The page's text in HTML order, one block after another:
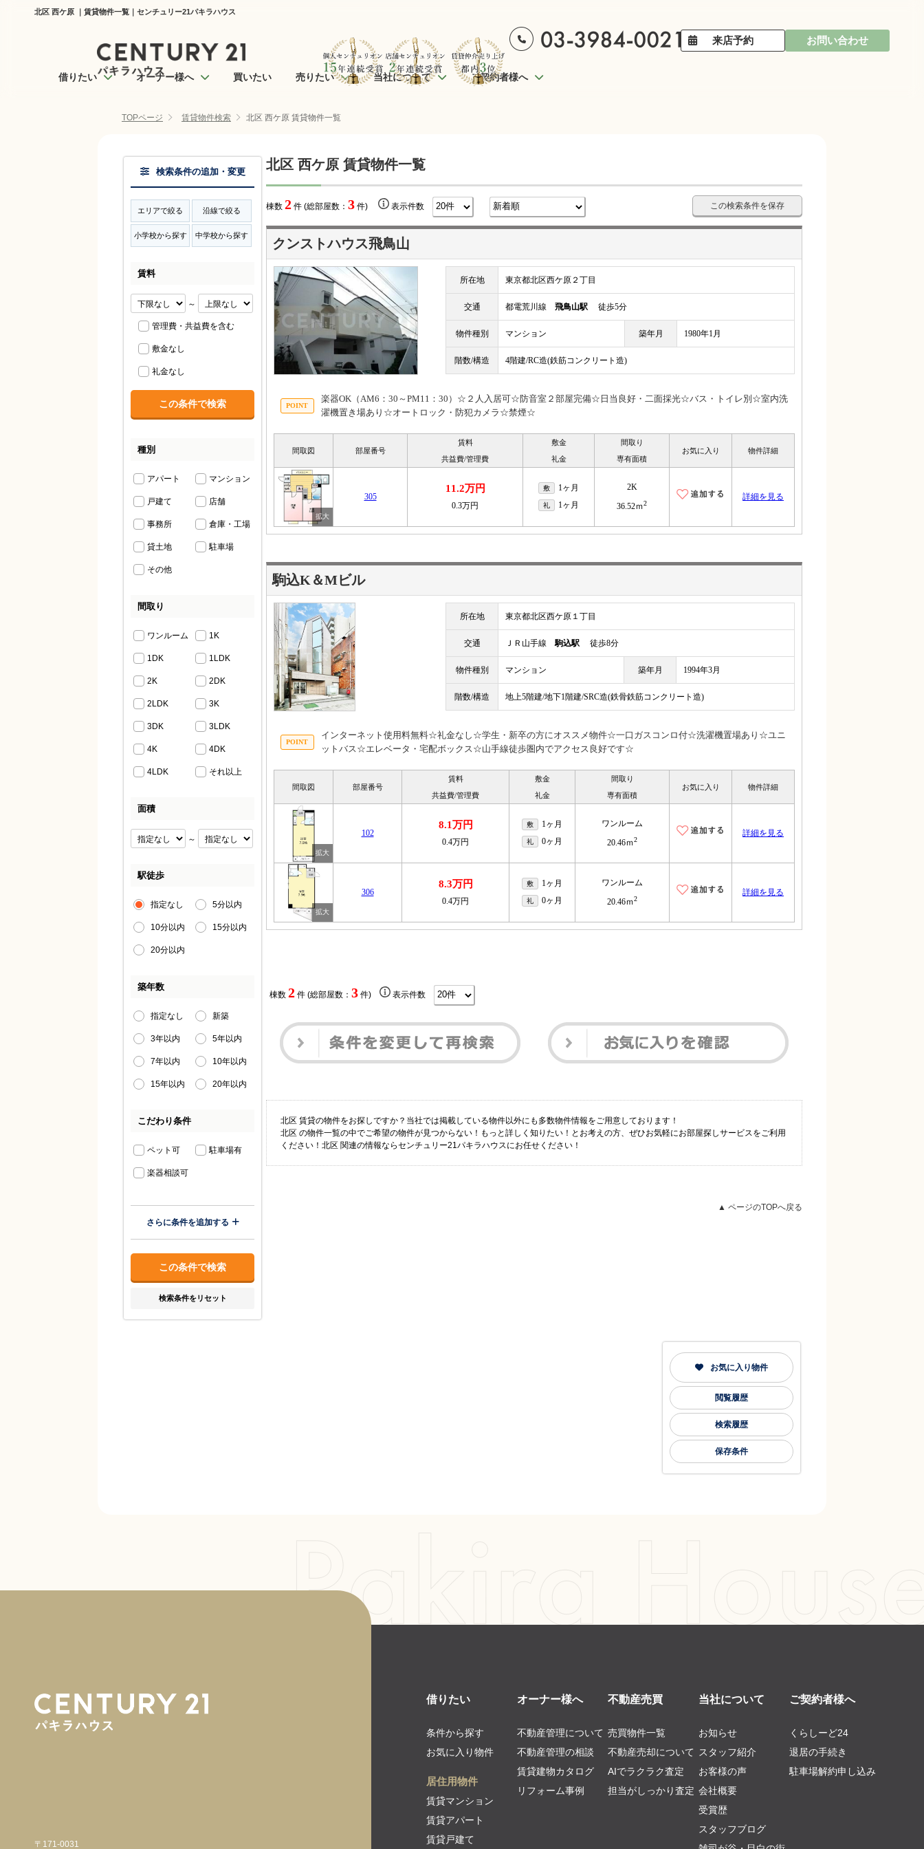
北区 西ケ原 ｜賃貸物件一覧｜センチュリー21パキラハウス
来店予約 お問い合わせ
借りたい オーナー様へ 買いたい 売りたい 当社について ご契約者様へ
TOPページ 賃貸物件検索 北区 西ケ原 賃貸物件一覧
北区 西ケ原 賃貸物件一覧
棟数 2 件 (総部屋数： 3 件) 表示件数 この検索条件を保存
クンストハウス飛鳥山
所在地 東京都北区西ケ原２丁目
交通 都電荒川線 飛鳥山駅 徒歩5分
物件種別 マンション 築年月 1980年1月
階数/構造 4階建/RC造(鉄筋コンクリート造)
楽器OK（AM6：30～PM11：30）☆２人入居可☆防音室２部屋完備☆日当良好・二面採光☆バス・トイレ別☆室内洗
濯機置き場あり☆オートロック・防犯カメラ☆禁煙☆
間取図 部屋番号
賃料
共益費/管理費
敷金
礼金
間取り
専有面積
お気に入り 物件詳細
305
11.2万円
0.3万円
敷 1ヶ月
礼 1ヶ月
2K
36.52ｍ2
詳細を見る
駒込K＆Mビル
所在地 東京都北区西ケ原１丁目
交通 ＪＲ山手線駒込駅 徒歩8分
物件種別 マンション 築年月 1994年3月
階数/構造 地上5階建/地下1階建/SRC造(鉄骨鉄筋コンクリート造)
インターネット使用料無料☆礼金なし☆学生・新卒の方にオススメ物件☆一口ガスコンロ付☆洗濯機置場あり☆ユニ
ットバス☆エレベータ・宅配ボックス☆山手線徒歩圏内でアクセス良好です☆
間取図 部屋番号
賃料
共益費/管理費
敷金
礼金
間取り
専有面積
お気に入り 物件詳細
102
8.1万円
0.4万円
敷 1ヶ月
礼 0ヶ月
ワンルーム
20.46ｍ2
詳細を見る
306
8.3万円
0.4万円
敷 1ヶ月
礼 0ヶ月
ワンルーム
20.46ｍ2
詳細を見る
棟数 2 件 (総部屋数： 3 件) 表示件数
北区 賃貸の物件をお探しですか？当社では掲載している物件以外にも多数物件情報をご用意しております！
北区 の物件一覧の中でご希望の物件が見つからない！もっと詳しく知りたい！とお考えの方、ぜひお気軽にお部屋探しサービスをご利用
ください！北区 関連の情報ならセンチュリー21パキラハウスにお任せください！
▲ ページのTOPへ戻る
検索条件の追加・変更
エリアで絞る 沿線で絞る
小学校から探す 中学校から探す
賃料
～
管理費・共益費を含む
敷金なし
礼金なし
種別
アパート マンション
戸建て 店舗
事務所 倉庫・工場
貸土地 駐車場
その他
間取り
ワンルーム 1K
1DK 1LDK
2K 2DK
2LDK 3K
3DK 3LDK
4K 4DK
4LDK それ以上
面積
～
駅徒歩
指定なし 5分以内
10分以内 15分以内
20分以内
築年数
指定なし 新築
3年以内 5年以内
7年以内 10年以内
15年以内 20年以内
こだわり条件
ペット可 駐車場有
楽器相談可
さらに条件を追加する
検索条件をリセット
お気に入り物件
閲覧履歴
検索履歴
保存条件
〒171-0031
借りたい
条件から探す
お気に入り物件
居住用物件
賃貸マンション
賃貸アパート
賃貸戸建て
オーナー様へ
不動産管理について
不動産管理の相談
賃貸建物カタログ
リフォーム事例
不動産売買
売買物件一覧
不動産売却について
AIでラクラク査定
担当がしっかり査定
当社について
お知らせ
スタッフ紹介
お客様の声
会社概要
受賞歴
スタッフブログ
ご契約者様へ
くらしーど24
退居の手続き
駐車場解約申し込み